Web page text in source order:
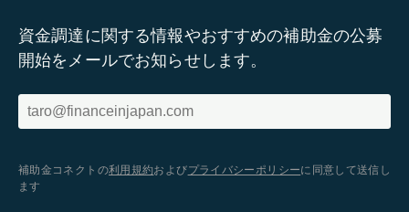
資金調達に関する情報やおすすめの補助金の公募
開始をメールでお知らせします。
補助金コネクトの利用規約およびプライバシーポリシーに同意して送信し
ます